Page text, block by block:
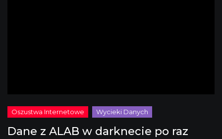
Dane z ALAB w darknecie po raz